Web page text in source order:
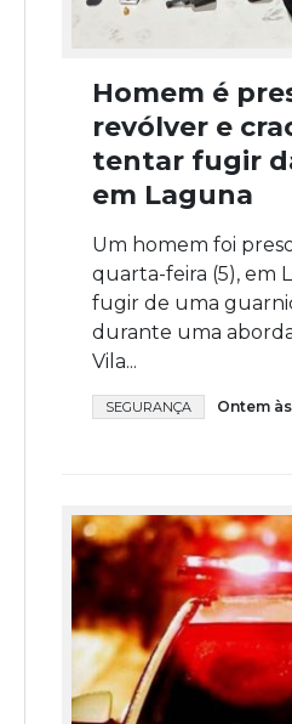
Homem é
revólver e
tentar fugir
em Laguna
Um homem foi
quarta-feira (5), em
fugir de uma
durante uma
Vila...
SEGURANÇA Ontem